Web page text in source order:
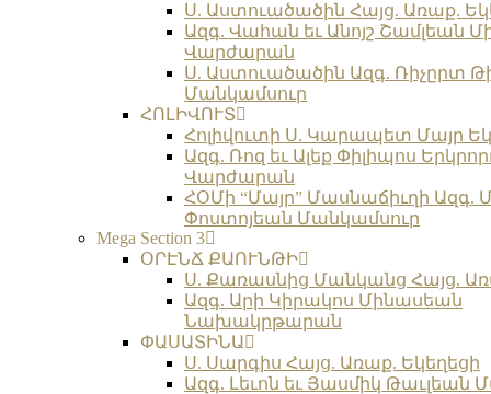
Ս. Աստուածածին Հայց. Առաք.
Ազգ. Վահան եւ Անոյշ Շամլեան
Վարժարան
Ս. Աստուածածին Ազգ. Ռիչըրտ
Մանկամսուր
ՀՈԼԻՎՈՒՏ
Հոլիվուտի Ս. Կարապետ Մայր
Ազգ. Ռոզ եւ Ալեք Փիլիպոս
Վարժարան
ՀՕՄի “Մայր” Մասնաճիւղի Ազգ.
Փոստոյեան Մանկամսուր
Mega Section 3
ՕՐԷՆՃ ՔԱՈՒՆԹԻ
Ս. Քառասնից Մանկանց Հայց.
Ազգ. Արի Կիրակոս Մինասեան
Նախակրթարան
ՓԱՍԱՏԻՆԱ
Ս. Սարգիս Հայց. Առաք. Եկեղեցի
Ազգ. Լեւոն եւ Յասմիկ Թաւլեան